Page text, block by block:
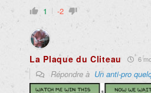
1 -2
La Plaque du Cliteau 6
Répondre à Un anti-pro